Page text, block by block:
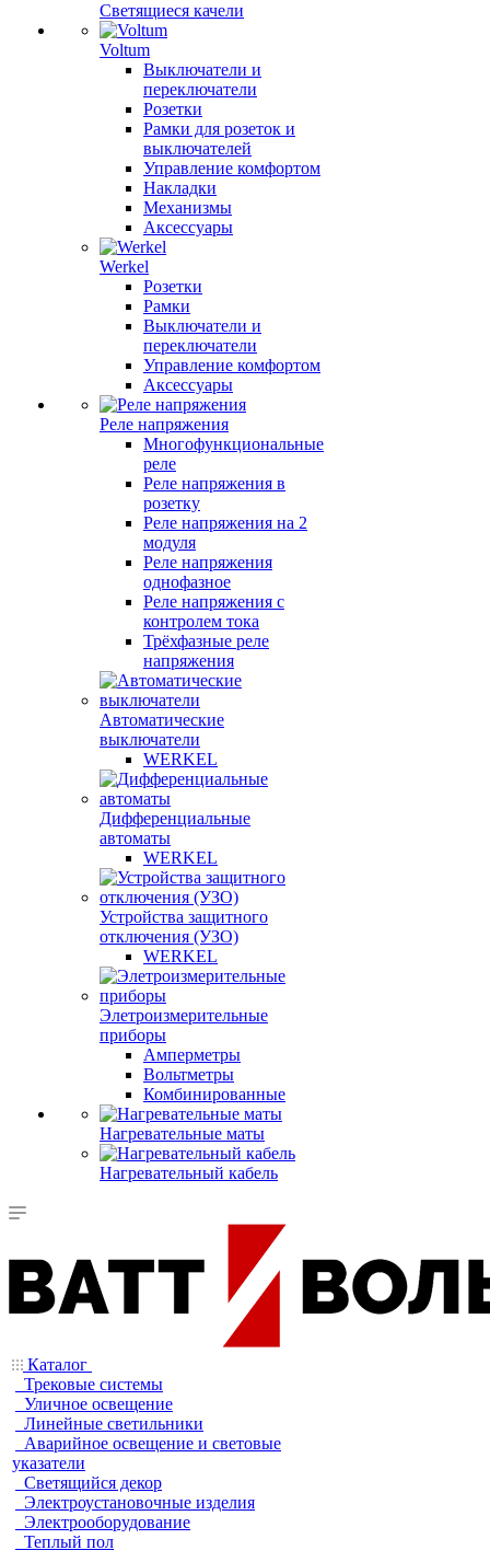
Светящиеся качели
Voltum
Выключатели и
переключатели
Розетки
Рамки для розеток и
выключателей
Управление комфортом
Накладки
Механизмы
Аксессуары
Werkel
Розетки
Рамки
Выключатели и
переключатели
Управление комфортом
Аксессуары
Реле напряжения
Многофункциональные
реле
Реле напряжения в
розетку
Реле напряжения на 2
модуля
Реле напряжения
однофазное
Реле напряжения с
контролем тока
Трёхфазные реле
напряжения
Автоматические
выключатели
WERKEL
Дифференциальные
автоматы
WERKEL
Устройства защитного
отключения (УЗО)
WERKEL
Элетроизмерительные
приборы
Амперметры
Вольтметры
Комбинированные
Нагревательные маты
Нагревательный кабель
Каталог
Трековые системы
Уличное освещение
Линейные светильники
Аварийное освещение и световые
указатели
Светящийся декор
Электроустановочные изделия
Электрооборудование
Теплый пол